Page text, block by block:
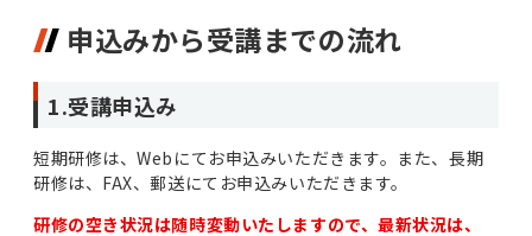
申込みから受講までの流れ
1.受講申込み
短期研修は、Webにてお申込みいただきます。また、長期
研修は、FAX、郵送にてお申込みいただきます。
研修の空き状況は随時変動いたしますので、最新状況は、